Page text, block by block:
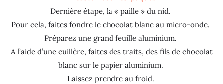
Dernière étape, la « paille » du nid.
Pour cela, faites fondre le chocolat blanc au micro-onde.
Préparez une grand feuille aluminium.
A l’aide d’une cuillère, faites des traits, des fils de chocolat
blanc sur le papier aluminium.
Laissez prendre au froid.